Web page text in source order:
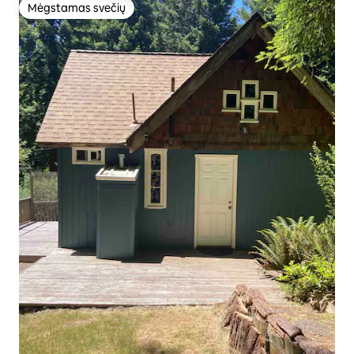
Mėgstamas svečių
Mėgstamas svečių